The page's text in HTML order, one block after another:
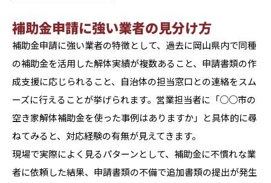
補助金申請に強い業者の見分け方
補助金申請に強い業者の特徴として、過去に岡山県内で同種
の補助金を活用した解体実績が複数あること、申請書類の作
成支援に応じられること、自治体の担当窓口との連絡をスム
ーズに行えることが挙げられます。営業担当者に「○○市の
空き家解体補助金を使った事例はありますか」と具体的に尋
ねてみると、対応経験の有無が見えてきます。
現場で実際によく見るパターンとして、補助金に不慣れな業
者に依頼した結果、申請書類の不備で追加書類の提出が発生